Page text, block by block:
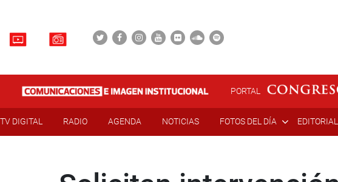
PORTAL
TV DIGITAL RADIO AGENDA NOTICIAS FOTOS DEL DÍA EDITORIAL